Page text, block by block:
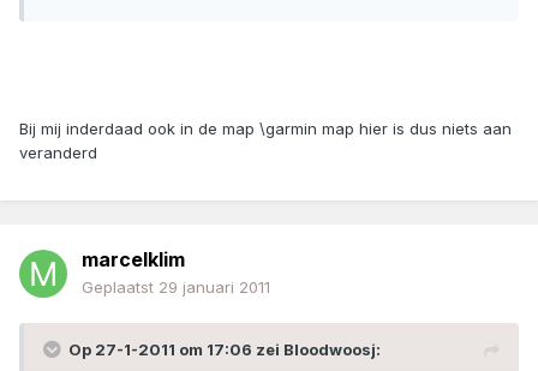
Bij mij inderdaad ook in de map \garmin map hier is dus niets aan
veranderd
marcelklim
Geplaatst 29 januari 2011
Op 27-1-2011 om 17:06 zei Bloodwoosj: